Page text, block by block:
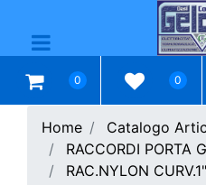
Open menu
0 0
Home Catalogo
RACCORDI PORTA
RAC.NYLON